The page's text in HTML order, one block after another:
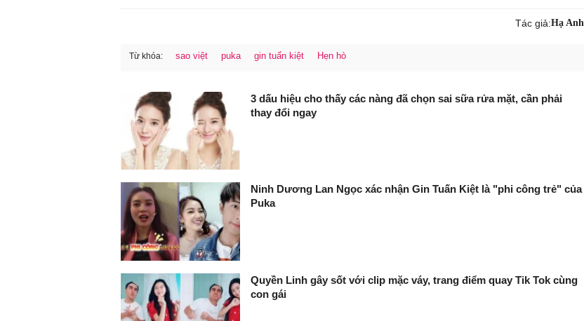
Tác giả:Hạ Anh
Từ khóa: sao việt puka gin tuấn kiệt Hẹn hò
3 dấu hiệu cho thấy các nàng đã chọn sai sữa rửa mặt, cần phải
thay đổi ngay
Ninh Dương Lan Ngọc xác nhận Gin Tuấn Kiệt là "phi công trẻ" của
Puka
Quyền Linh gây sốt với clip mặc váy, trang điểm quay Tik Tok cùng
con gái